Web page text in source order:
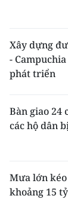
Xây dựng
-
phát triển
Bàn giao 24
các hộ dân
Mưa lớn
khoảng 15